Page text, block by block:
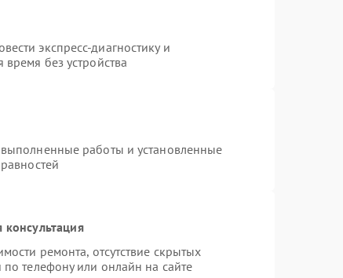
экспресс-диагностику и
без устройства
работы и установленные
ремонта, отсутствие скрытых
телефону или онлайн на сайте